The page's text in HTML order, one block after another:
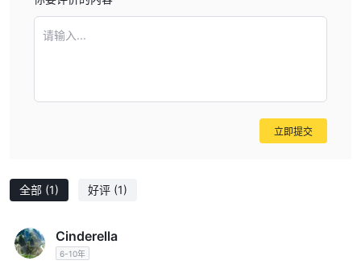
全部 (1) 好评 (1)
Cinderella
6-10年
请输入...
立即提交